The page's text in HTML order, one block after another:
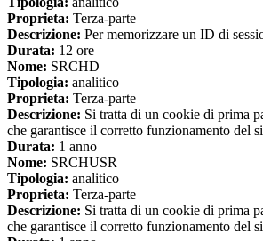
Proprieta: Terza-parte
Descrizione: Per memorizzare un ID di
Durata: 12 ore
Nome: SRCHD
Tipologia: analitico
Proprieta: Terza-parte
Descrizione: Si tratta di un cookie di prima
che garantisce il corretto funzionamento del
Durata: 1 anno
Nome: SRCHUSR
Tipologia: analitico
Proprieta: Terza-parte
Descrizione: Si tratta di un cookie di prima
che garantisce il corretto funzionamento del